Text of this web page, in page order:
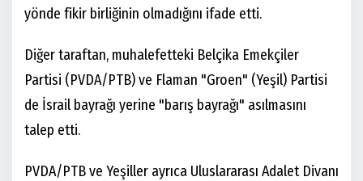
yönde fikir birliğinin olmadığını ifade etti.
Diğer taraftan, muhalefetteki Belçika Emekçiler
Partisi (PVDA/PTB) ve Flaman "Groen" (Yeşil) Partisi
de İsrail bayrağı yerine "barış bayrağı" asılmasını
talep etti.
PVDA/PTB ve Yeşiller ayrıca Uluslararası Adalet Divanı